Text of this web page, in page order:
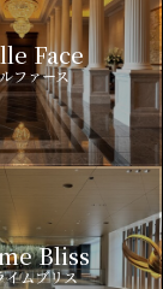
Face
ファース
Bliss
イムブリス